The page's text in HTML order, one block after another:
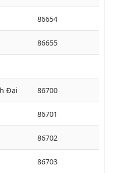
86654
86655
Đại 86700
86701
86702
86703